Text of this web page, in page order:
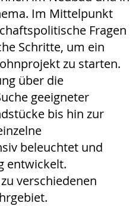
Im Mittelpunkt
Fragen
Schritte, um ein
zu starten.
über die
geeigneter
bis hin zur
beleuchtet und
entwickelt.
verschiedenen